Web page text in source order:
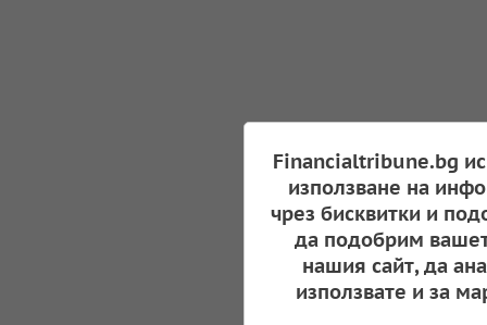
Financialtribune.bg
използване на
чрез бисквитки и
да подобрим
нашия сайт, да
използвате и за